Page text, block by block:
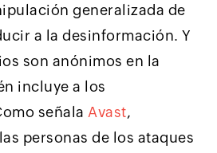
generalizada de
a la desinformación. Y
son anónimos en la
incluye a los
señala Avast,
personas de los ataques